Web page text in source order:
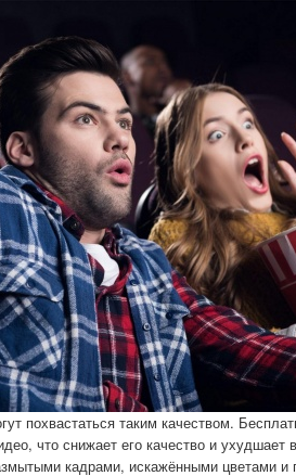
похвастаться таким качеством.
что снижает его качество и ухудшает
кадрами, искажёнными цветами и